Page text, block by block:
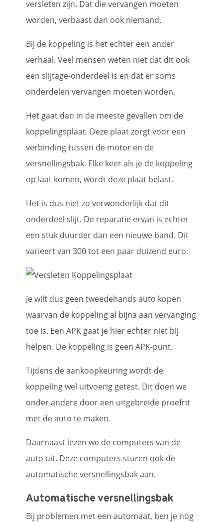
versleten zijn. Dat die vervangen moeten
worden, verbaast dan ook niemand.
Bij de koppeling is het echter een ander
verhaal. Veel mensen weten niet dat dit ook
een slijtage-onderdeel is en dat er soms
onderdelen vervangen moeten worden.
Het gaat dan in de meeste gevallen om de
koppelingsplaat. Deze plaat zorgt voor een
verbinding tussen de motor en de
versnellingsbak. Elke keer als je de koppeling
op laat komen, wordt deze plaat belast.
Het is dus niet zo verwonderlijk dat dit
onderdeel slijt. De reparatie ervan is echter
een stuk duurder dan een nieuwe band. Dit
varieert van 300 tot een paar duizend euro.
Je wilt dus geen tweedehands auto kopen
waarvan de koppeling al bijna aan vervanging
toe is. Een APK gaat je hier echter niet bij
helpen. De koppeling is geen APK-punt.
Tijdens de aankoopkeuring wordt de
koppeling wel uitvoerig getest. Dit doen we
onder andere door een uitgebreide proefrit
met de auto te maken.
Daarnaast lezen we de computers van de
auto uit. Deze computers sturen ook de
automatische versnellingsbak aan.
Automatische versnellingsbak
Bij problemen met een automaat, ben je nog